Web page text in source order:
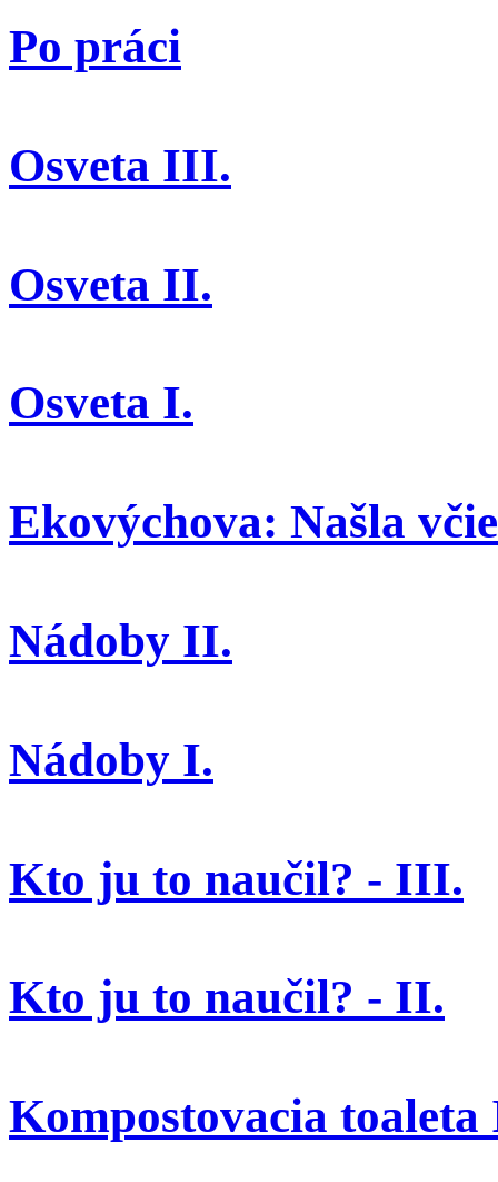
Po práci
Osveta III.
Osveta II.
Osveta I.
Ekovýchova: Našla
Nádoby II.
Nádoby I.
Kto ju to naučil? - III.
Kto ju to naučil? - II.
Kompostovacia